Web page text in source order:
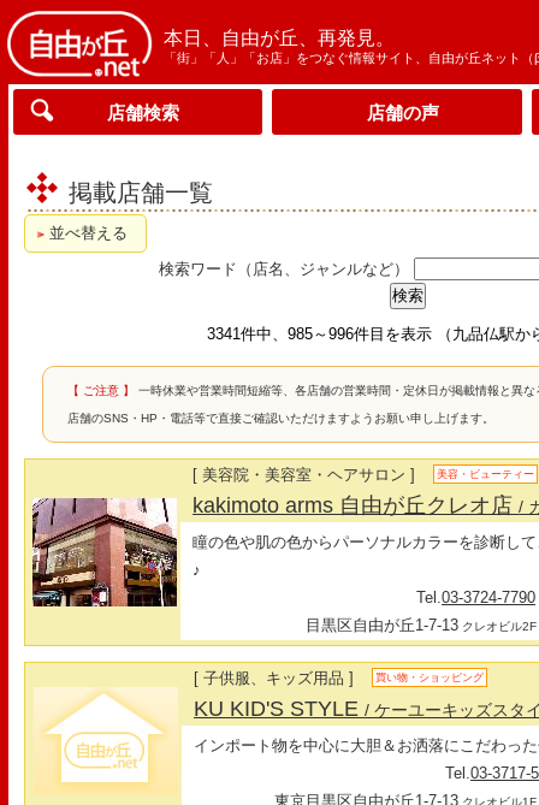
本日、自由が丘、再発見。
「街」「人」「お店」をつなぐ情報サイト、自由が丘ネット（
店舗検索 店舗の声
掲載店舗一覧
並べ替える
検索ワード（店名、ジャンルなど）
3341件中、985～996件目を表示 （九品仏駅か
【 ご注意 】 一時休業や営業時間短縮等、各店舗の営業時間・定休日が掲載情報と異
店舗のSNS・HP・電話等で直接ご確認いただけますようお願い申し上げます。
[ 美容院・美容室・ヘアサロン ] 美容・ビューティー
kakimoto arms 自由が丘クレオ店/
瞳の色や肌の色からパーソナルカラーを診断し
♪
Tel.03-3724-7790
目黒区自由が丘1-7-13 クレオビル2F
[ 子供服、キッズ用品 ] 買い物・ショッピング
KU KID'S STYLE/ ケーユーキッズスタ
インポート物を中心に大胆＆お洒落にこだわっ
Tel.03-3717-
東京目黒区自由が丘1-7-13 クレオビル1F